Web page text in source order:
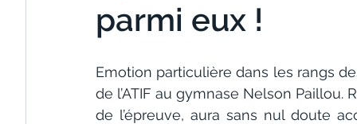
parmi eux !
Emotion particulière dans les rangs
de l’ATIF au gymnase Nelson
de l’épreuve, aura sans nul doute